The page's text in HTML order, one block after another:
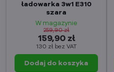
ładowarka 3w1 E310
szara
W magazynie
159,90 zł
130 zł bez VAT
259,90 zł
Dodaj do koszyka